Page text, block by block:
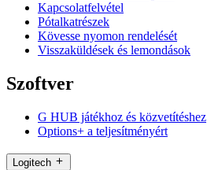
Kapcsolatfelvétel
Pótalkatrészek
Kövesse nyomon rendelését
Visszaküldések és lemondások
Szoftver
G HUB játékhoz és közvetítéshez
Options+ a teljesítményért
Logitech